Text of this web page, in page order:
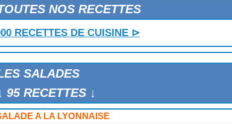
NOS RECETTES
RECETTES DE CUISINE ⊳
SALADES
95 RECETTES ↓
A LA LYONNAISE